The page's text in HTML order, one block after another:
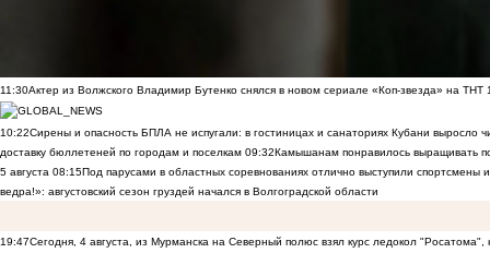
11:30Актер из Волжского Владимир Бутенко снялся в новом сериале «Коп-звезда» на ТНТ
10:22Сирены и опасность БПЛА не испугали: в гостиницах и санаториях Кубани выросло
доставку бюллетеней по городам и поселкам 09:32Камышанам понравилось выращивать
5 августа 08:15Под парусами в областных соревнованиях отлично выступили спортсмены
ведра!»: августовский сезон груздей начался в Волгоградской области
19:47Сегодня, 4 августа, из Мурманска на Северный полюс взял курс ледокол